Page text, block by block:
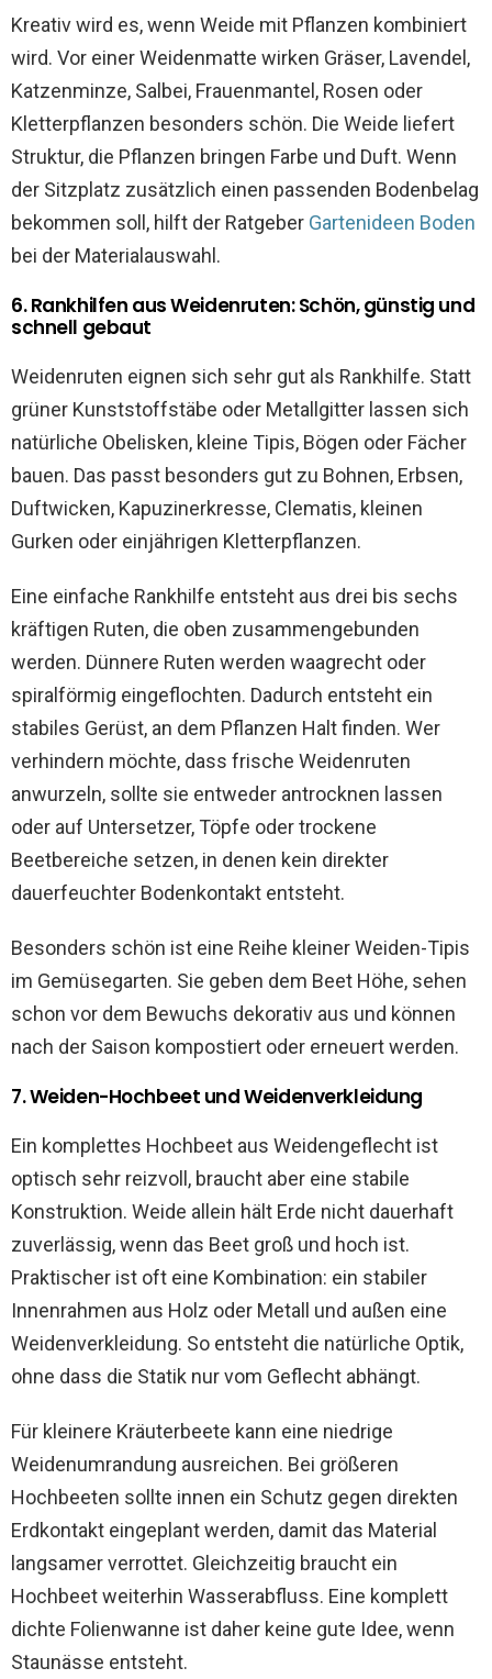
Kreativ wird es, wenn Weide mit Pflanzen kombiniert
wird. Vor einer Weidenmatte wirken Gräser, Lavendel,
Katzenminze, Salbei, Frauenmantel, Rosen oder
Kletterpflanzen besonders schön. Die Weide liefert
Struktur, die Pflanzen bringen Farbe und Duft. Wenn
der Sitzplatz zusätzlich einen passenden Bodenbelag
bekommen soll, hilft der Ratgeber Gartenideen Boden
bei der Materialauswahl.
6. Rankhilfen aus Weidenruten: Schön, günstig und
schnell gebaut
Weidenruten eignen sich sehr gut als Rankhilfe. Statt
grüner Kunststoffstäbe oder Metallgitter lassen sich
natürliche Obelisken, kleine Tipis, Bögen oder Fächer
bauen. Das passt besonders gut zu Bohnen, Erbsen,
Duftwicken, Kapuzinerkresse, Clematis, kleinen
Gurken oder einjährigen Kletterpflanzen.
Eine einfache Rankhilfe entsteht aus drei bis sechs
kräftigen Ruten, die oben zusammengebunden
werden. Dünnere Ruten werden waagrecht oder
spiralförmig eingeflochten. Dadurch entsteht ein
stabiles Gerüst, an dem Pflanzen Halt finden. Wer
verhindern möchte, dass frische Weidenruten
anwurzeln, sollte sie entweder antrocknen lassen
oder auf Untersetzer, Töpfe oder trockene
Beetbereiche setzen, in denen kein direkter
dauerfeuchter Bodenkontakt entsteht.
Besonders schön ist eine Reihe kleiner Weiden-Tipis
im Gemüsegarten. Sie geben dem Beet Höhe, sehen
schon vor dem Bewuchs dekorativ aus und können
nach der Saison kompostiert oder erneuert werden.
7. Weiden-Hochbeet und Weidenverkleidung
Ein komplettes Hochbeet aus Weidengeflecht ist
optisch sehr reizvoll, braucht aber eine stabile
Konstruktion. Weide allein hält Erde nicht dauerhaft
zuverlässig, wenn das Beet groß und hoch ist.
Praktischer ist oft eine Kombination: ein stabiler
Innenrahmen aus Holz oder Metall und außen eine
Weidenverkleidung. So entsteht die natürliche Optik,
ohne dass die Statik nur vom Geflecht abhängt.
Für kleinere Kräuterbeete kann eine niedrige
Weidenumrandung ausreichen. Bei größeren
Hochbeeten sollte innen ein Schutz gegen direkten
Erdkontakt eingeplant werden, damit das Material
langsamer verrottet. Gleichzeitig braucht ein
Hochbeet weiterhin Wasserabfluss. Eine komplett
dichte Folienwanne ist daher keine gute Idee, wenn
Staunässe entsteht.